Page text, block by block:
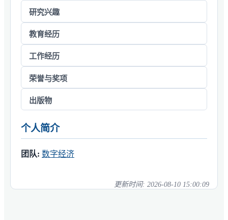
研究兴趣
教育经历
工作经历
荣誉与奖项
出版物
个人简介
团队: 数字经济
更新时间: 2026-08-10 15:00:09